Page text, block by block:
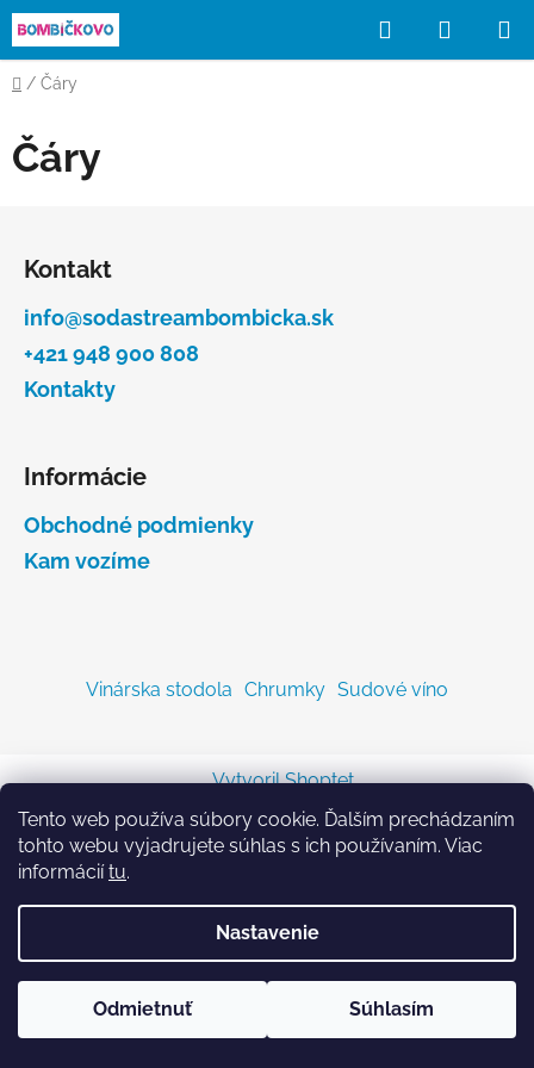
Tento web používa súbory cookie. Ďalším prechádzaním
tohto webu vyjadrujete súhlas s ich používaním. Viac
informáciítu.
Nastavenie
Odmietnuť Súhlasím
Prejsť
na
obsah
Hľadať
KOŠÍK
Domov
/ Čáry
Čáry
Kontakt
info@sodastreambombicka.sk
+421 948 900 808
Kontakty
Informácie
Obchodné podmienky
Kam vozíme
Vinárska stodola Chrumky Sudové víno
Vytvoril Shoptet
Copyright 2026
Sodastreambombicka.sk
. Všetky
práva vyhradené.